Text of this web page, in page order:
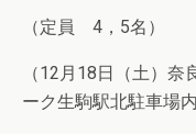
（定員 4，5名）
（12月18日（土）
ーク生駒駅北駐車場内